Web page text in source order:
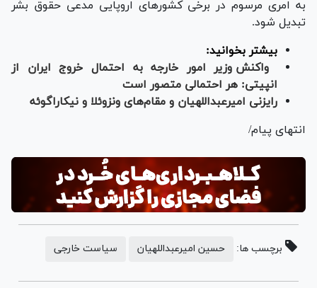
به امری مرسوم در برخی کشورهای اروپایی مدعی حقوق بشر
تبدیل شود.
بیشتر بخوانید:
واکنش وزیر امور خارجه به احتمال خروج ایران از
ان‎پی‎تی: هر احتمالی متصور است
رایزنی امیرعبداللهیان و مقام‌های ونزوئلا و نیکاراگوئه
انتهای پیام/
برچسب ها: حسین امیرعبداللهیان سیاست خارجی